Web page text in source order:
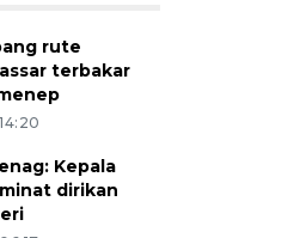
rute
terbakar
Kepala
dirikan